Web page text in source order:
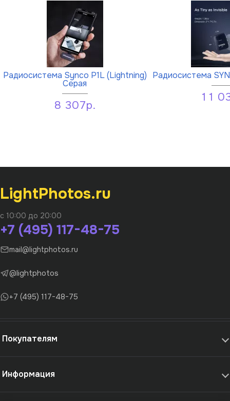
Радиосистема Synco P1L (Lightning)
Серая
8 307р.
Радиосистема
11
LightPhotos.ru
с 10:00 до 20:00
+7 (495) 117-48-75
mail@lightphotos.ru
@lightphotos
+7 (495) 117-48-75
Покупателям
Информация